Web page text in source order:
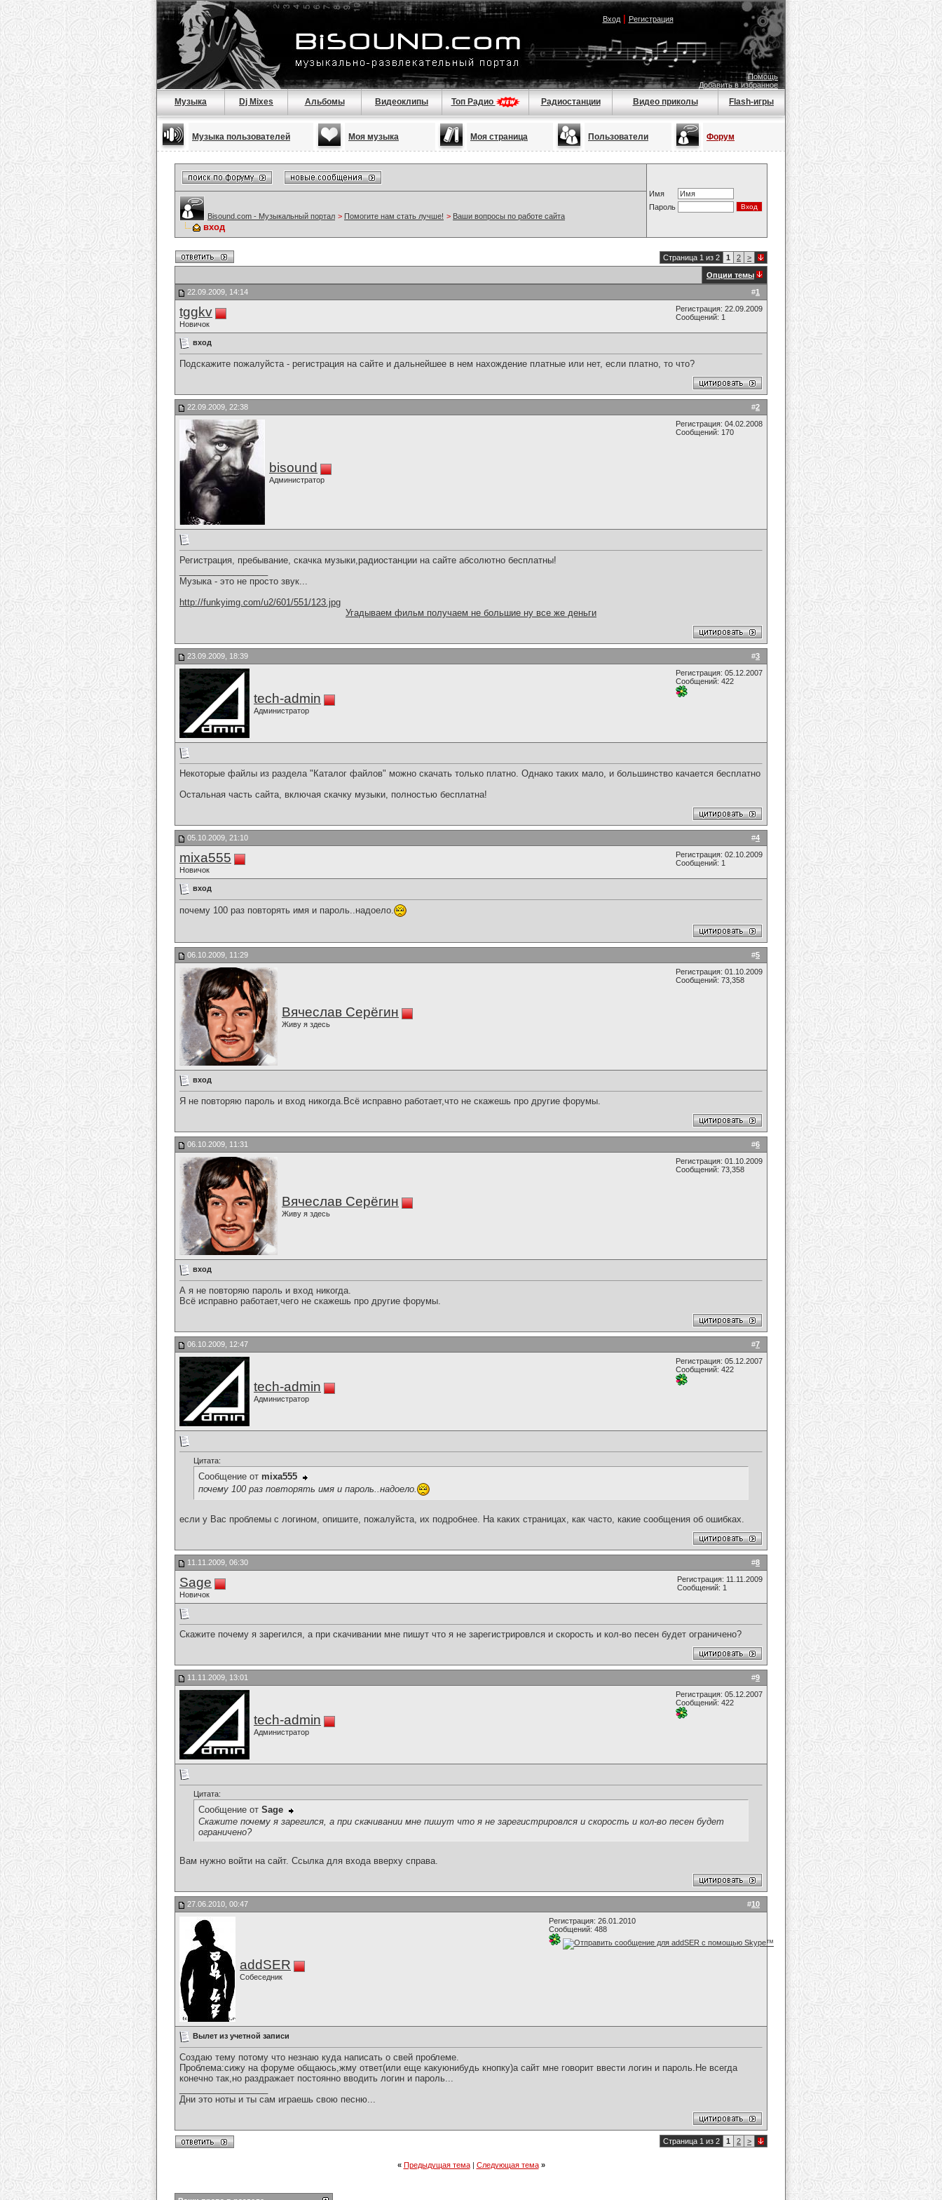
Вход| Регистрация
Помощь
Добавить в избранное
Музыка Dj Mixes Альбомы Видеоклипы Топ Радио Радиостанции Видео приколы Flash-игры
Музыка пользователей Моя музыка Моя страница Пользователи Форум
Имя
Пароль
Bisound.com - Музыкальный портал > Помогите нам стать лучше! > Ваши вопросы по работе сайта
вход
Страница 1 из 2 1 2 >
Опции темы
#1
22.09.2009, 14:14
tggkv
Новичок
Регистрация: 22.09.2009
Сообщений: 1
вход
Подскажите пожалуйста - регистрация на сайте и дальнейшее в нем нахождение платные или нет, если платно, то что?
#2
22.09.2009, 22:38
bisound
Администратор
Регистрация: 04.02.2008
Сообщений: 170
Регистрация, пребывание, скачка музыки,радиостанции на сайте абсолютно бесплатны!
Музыка - это не просто звук...
http://funkyimg.com/u2/601/551/123.jpg
Угадываем фильм получаем не большие ну все же деньги
#3
23.09.2009, 18:39
tech-admin
Администратор
Регистрация: 05.12.2007
Сообщений: 422
Некоторые файлы из раздела "Каталог файлов" можно скачать только платно. Однако таких мало, и большинство качается бесплатно
Остальная часть сайта, включая скачку музыки, полностью бесплатна!
#4
05.10.2009, 21:10
mixa555
Новичок
Регистрация: 02.10.2009
Сообщений: 1
вход
почему 100 раз повторять имя и пароль..надоело.
#5
06.10.2009, 11:29
Вячеслав Серёгин
Живу я здесь
Регистрация: 01.10.2009
Сообщений: 73,358
вход
Я не повторяю пароль и вход никогда.Всё исправно работает,что не скажешь про другие форумы.
#6
06.10.2009, 11:31
Вячеслав Серёгин
Живу я здесь
Регистрация: 01.10.2009
Сообщений: 73,358
вход
А я не повторяю пароль и вход никогда.
Всё исправно работает,чего не скажешь про другие форумы.
#7
06.10.2009, 12:47
tech-admin
Администратор
Регистрация: 05.12.2007
Сообщений: 422
Цитата:
Сообщение от mixa555
почему 100 раз повторять имя и пароль..надоело.
если у Вас проблемы с логином, опишите, пожалуйста, их подробнее. На каких страницах, как часто, какие сообщения об ошибках.
#8
11.11.2009, 06:30
Sage
Новичок
Регистрация: 11.11.2009
Сообщений: 1
Скажите почему я зарегился, а при скачивании мне пишут что я не зарегистрировлся и скорость и кол-во песен будет ограничено?
#9
11.11.2009, 13:01
tech-admin
Администратор
Регистрация: 05.12.2007
Сообщений: 422
Цитата:
Сообщение от Sage
Скажите почему я зарегился, а при скачивании мне пишут что я не зарегистрировлся и скорость и кол-во песен будет
ограничено?
Вам нужно войти на сайт. Ссылка для входа вверху справа.
#10
27.06.2010, 00:47
addSER
Собеседник
Регистрация: 26.01.2010
Сообщений: 488
Вылет из учетной записи
Создаю тему потому что незнаю куда написать о свей проблеме.
Проблема:сижу на форуме общаюсь,жму ответ(или еще какуюнибудь кнопку)а сайт мне говорит ввести логин и пароль.Не всегда
конечно так,но раздражает постоянно вводить логин и пароль...
Дни это ноты и ты сам играешь свою песню...
Страница 1 из 2 1 2 >
« Предыдущая тема| Следующая тема »